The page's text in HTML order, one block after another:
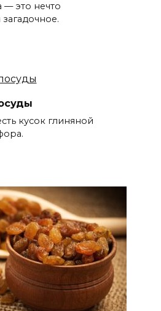
— это нечто
кусок глиняной